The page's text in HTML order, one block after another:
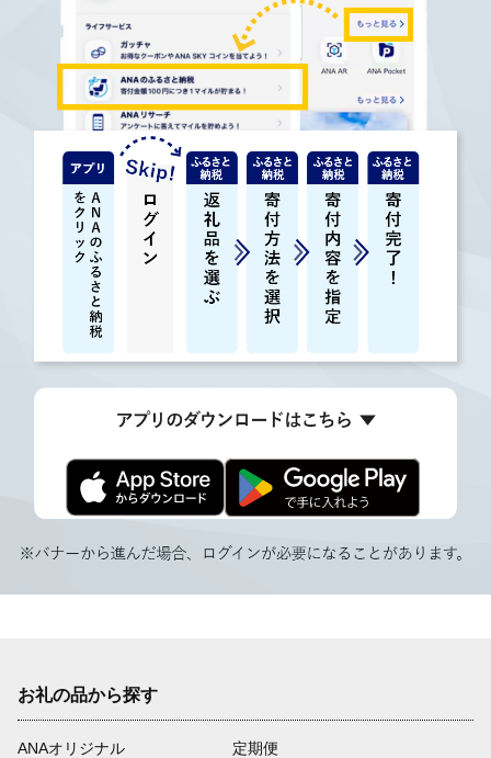
お礼の品から探す
ANAオリジナル
定期便